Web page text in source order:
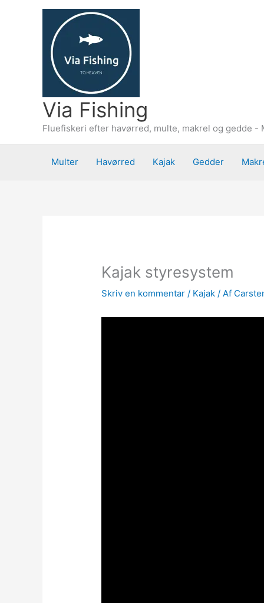
Via Fishing
Fluefiskeri efter havørred, multe, makrel og gedde -
Multer Havørred Kajak Gedder
Kajak styresystem
Skriv en kommentar / Kajak / Af